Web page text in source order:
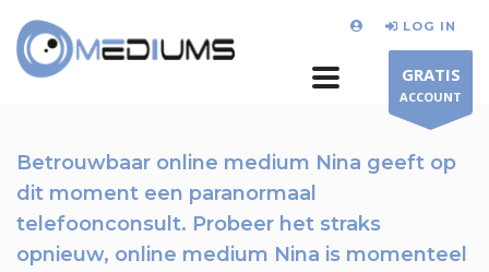
LOG IN
GRATIS
ACCOUNT
Betrouwbaar online medium Nina geeft op
dit moment een paranormaal
telefoonconsult. Probeer het straks
opnieuw, online medium Nina is momenteel